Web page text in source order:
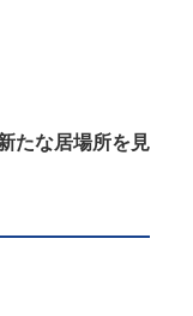
たな居場所を見